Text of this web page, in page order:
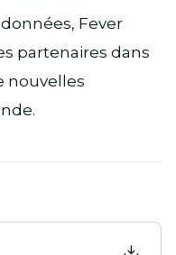
Fever
partenaires dans
nouvelles